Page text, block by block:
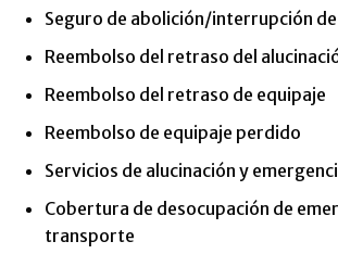
Seguro de abolición/interrupción
Reembolso del retraso del
Reembolso del retraso de equipaje
Reembolso de equipaje perdido
Servicios de alucinación y
Cobertura de desocupación de
transporte